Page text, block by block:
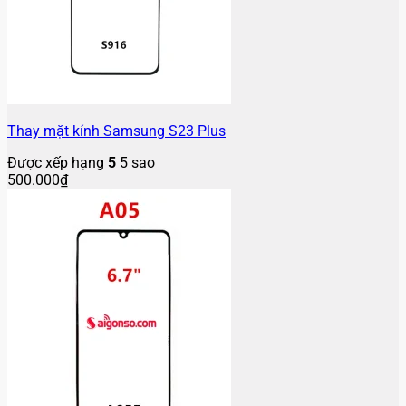
Thay mặt kính Samsung S23 Plus
Được xếp hạng 5 5 sao
500.000₫